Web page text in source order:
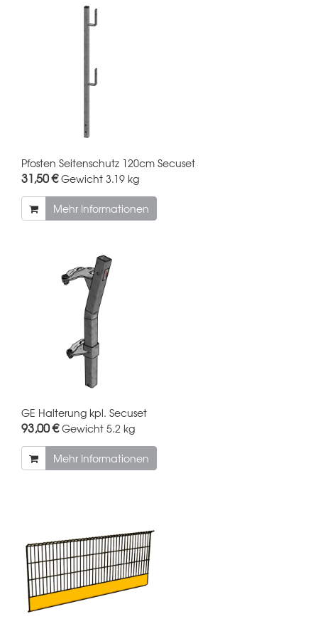
Pfosten Seitenschutz 120cm Secuset
31,50 €Gewicht 3.19 kg
Mehr Informationen
GE Halterung kpl. Secuset
93,00 €Gewicht 5.2 kg
Mehr Informationen